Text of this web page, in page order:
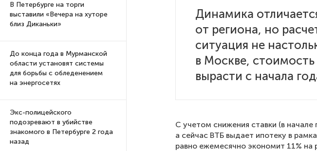
В Петербурге на торги
выставили «Вечера на хуторе
близ Диканьки»
До конца года в Мурманской
области установят системы
для борьбы с обледенением
на энергосетях
Экс-полицейского
подозревают в убийстве
знакомого в Петербурге 2 года
назад
Динамика
от региона, но
ситуация не
в Москве,
вырасти с начала
С учетом снижения ставки (в начале
а сейчас ВТБ выдает ипотеку в
равно ежемесячно экономит 11%